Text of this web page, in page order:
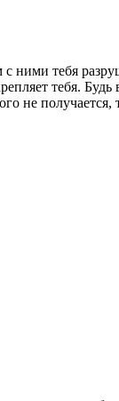
ними тебя
тебя.
не получается,